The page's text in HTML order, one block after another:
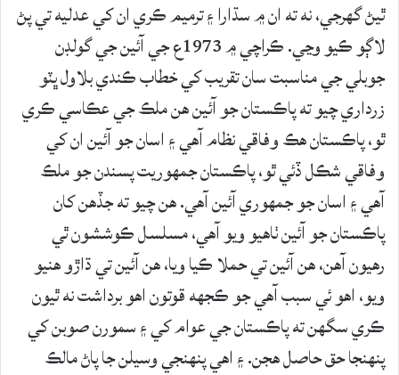
ٿيڻ گهرجي، نه ته ان ۾ سڌارا ۽ ترميم ڪري ان کي عدليه تي پڻ
لاڳو ڪيو وڃي. ڪراچي ۾ 1973ع جي آئين جي گولڊن
جوبلي جي مناسبت سان تقريب کي خطاب ڪندي بلاول ڀٽو
زرداري چيو ته پاڪستان جو آئين هن ملڪ جي عڪاسي ڪري
ٿو، پاڪستان هڪ وفاقي نظام آهي ۽ اسان جو آئين ان کي
وفاقي شڪل ڏئي ٿو، پاڪستان جمهوريت پسندن جو ملڪ
آهي ۽ اسان جو جمهوري آئين آهي. هن چيو ته جڏهن کان
پاڪستان جو آئين ٺاهيو ويو آهي، مسلسل ڪوششون ٿي
رهيون آهن، هن آئين تي حملا ڪيا ويا، هن آئين تي ڌاڙو هنيو
ويو، اهو ئي سبب آهي جو ڪجهه قوتون اهو برداشت نه ٿيون
ڪري سگهن ته پاڪستان جي عوام کي ۽ سمورن صوبن کي
پنهنجا حق حاصل هجن. ۽ اهي پنهنجي وسيلن جا پاڻ مالڪ